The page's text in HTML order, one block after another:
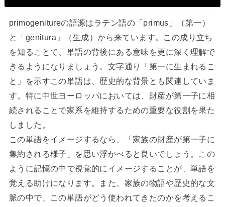
primogenitureの語源はラテン語の「primus」（第一）
と「genitura」（生成）から来ています。この成り立ち
を知ることで、単語の背後にある意味を更に深く理解で
きるようになりましょう。文字通り「第一に生まれるこ
と」を示すこの単語は、歴史的な背景とも関連していま
す。特に中世ヨーロッパにおいては、財産が第一子に相
続されることで家系を維持するための重要な役割を果た
しました。
この単語をイメージするなら、「家族の財産が第一子に
集約される様子」を思い浮かべると良いでしょう。この
ように記憶の中で視覚的にイメージすることが、単語を
覚える助けになります。また、家族の物語や歴史的な文
脈の中で、この単語がどう使われてきたのかを考えるこ